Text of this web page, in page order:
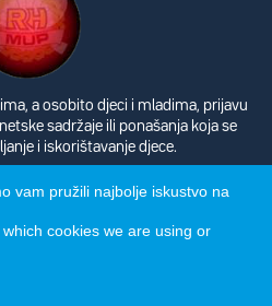
a osobito djeci i mladima, prijavu
sadržaje ili ponašanja koja se
i iskorištavanje djece.
vam pružili najbolje iskustvo na
cookies we are using or